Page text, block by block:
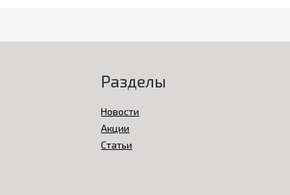
Разделы
Новости
Акции
Статьи